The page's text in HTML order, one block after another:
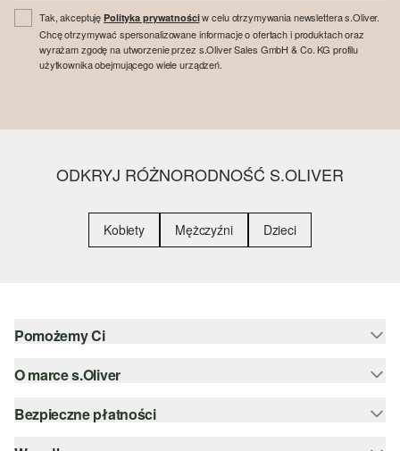
Tak, akceptujęPolityka prywatnościw celu otrzymywania newslettera s.Oliver.
Chcę otrzymywać spersonalizowane informacje o ofertach i produktach oraz
wyrażam zgodę na utworzenie przez s.Oliver Sales GmbH & Co. KG profilu
użytkownika obejmującego wiele urządzeń.
ODKRYJ RÓŻNORODNOŚĆ S.OLIVER
Kobiety Mężczyźni Dzieci
Pomożemy Ci
Pomoc i FAQ
Porady dotyczące rozmiarów
O marce s.Oliver
Newsletter
Bezpieczne płatności